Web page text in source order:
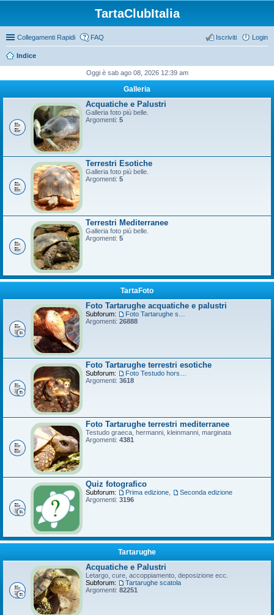
TartaClubItalia
Collegamenti Rapidi FAQ Login
Iscriviti
Indice
Oggi è sab ago 08, 2026 12:39 am
Galleria
Acquatiche e Palustri
Galleria foto più belle.
Argomenti: 5
Terrestri Esotiche
Galleria foto più belle.
Argomenti: 5
Terrestri Mediterranee
Galleria foto più belle.
Argomenti: 5
TartaFoto
Foto Tartarughe acquatiche e palustri
Subforum:
Argomenti: 26888
Foto Tartarughe terrestri esotiche
Subforum:
Argomenti: 3618
Foto Tartarughe terrestri mediterranee
Testudo graeca, hermanni, kleinmanni, marginata
Argomenti: 4381
Quiz fotografico
Subforum: Prima edizione
Seconda edizione
Argomenti: 3196
Tartarughe
Acquatiche e Palustri
Letargo, cure, accoppiamento, deposizione ecc.
Subforum:
Tartarughe scatola
Argomenti: 82251